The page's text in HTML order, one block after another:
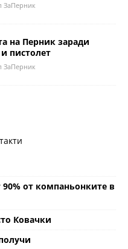
ЗаПерник
на Перник заради
пистолет
ЗаПерник
от компаньонките в
Ковачки